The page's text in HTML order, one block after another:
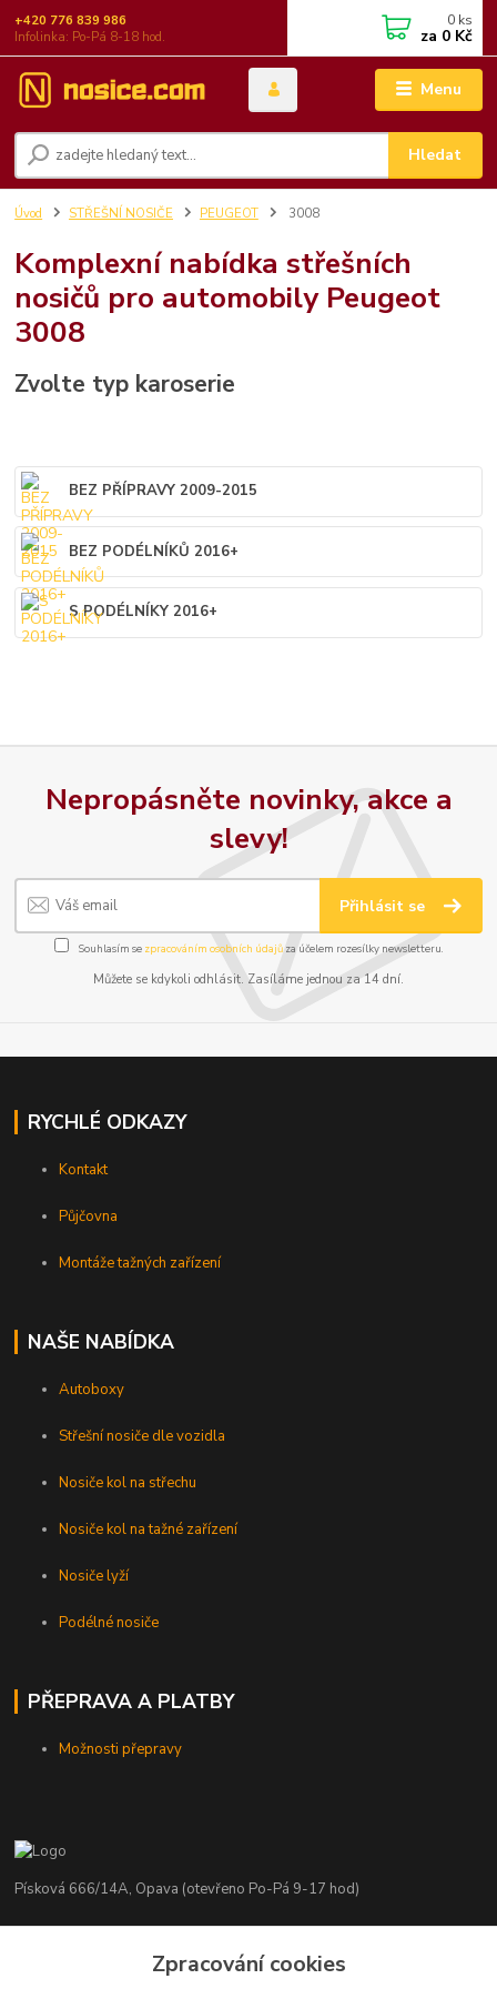
Menu
Hledat
+420 776 839 986
Infolinka: Po-Pá 8-18 hod.
0 ks
za 0 Kč
Úvod STŘEŠNÍ NOSIČE PEUGEOT 3008
Komplexní nabídka střešních
nosičů pro automobily Peugeot
3008
Zvolte typ karoserie
BEZ PŘÍPRAVY 2009-2015
BEZ PODÉLNÍKŮ 2016+
S PODÉLNÍKY 2016+
Nepropásněte novinky, akce a
slevy!
Přihlásit se
Souhlasím se zpracováním osobních údajůza účelem rozesílky newsletteru.
Můžete se kdykoli odhlásit. Zasíláme jednou za 14 dní.
RYCHLÉ ODKAZY
Kontakt
Půjčovna
Montáže tažných zařízení
NAŠE NABÍDKA
Autoboxy
Střešní nosiče dle vozidla
Nosiče kol na střechu
Nosiče kol na tažné zařízení
Nosiče lyží
Podélné nosiče
PŘEPRAVA A PLATBY
Možnosti přepravy
Písková 666/14A, Opava (otevřeno Po-Pá 9-17 hod)
+420 776 839 986Zpracování cookies